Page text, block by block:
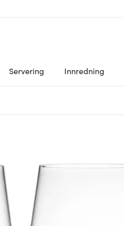
Servering Innredning